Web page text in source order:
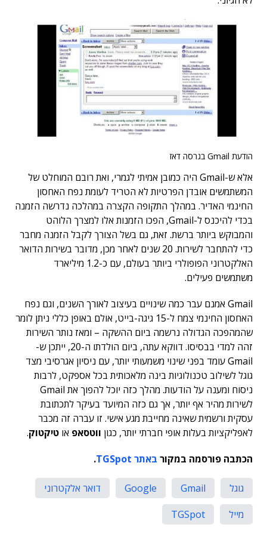
הודעת Gmail בגרסה דאז
אלא ש-Gmail היה כמובן אמיתי לגמרי, ואת רובם המוחלט של
המשתמשים אובדן הפרטיות לא הטריד לעומת נפח האחסון
החינמי האדיר. במהלך התקופה הקצרה במהלכה נדרשה הזמנה
בכדי להיכנס ל-Gmail, הפכו הזמנות אלו למצרך הלוהט
והמבוקש ביותר ברשת. זאת, גם בשל הצורך לקבל הזמנה מחבר
כדי להתחבר לשירות. 20 שנים לאחר מכן, מדובר בשירות הדואר
האלקטרוני הפופולרי ביותר בעולם, עם כ-1.2 מיליארד
משתמשים פעילים.
Gmail אמנם עבר כמה שינויים בעיצוב לאורך השנים, וגם נפח
האחסון החינמי צמח ל-15 גיגה-בייט, אולם באופן כללי ניתן לומר
שהמהפכה הגדולה נרשמה ביום ההשקה – ומאז נותר השירות
זהה למדי בבסיסו. דווקא עתה, ביום הולדתו ה-20, ייתכן ש-
Gmail עומד בפני שינוי משמעותי יותר, עם ניסיון אגרסיבי מצד
גוגל לשילוב טכנולוגיות בינה מלאכותית בכל אספקט, לרבות
ניסוח ומענה על הודעות. מהלך כזה יוכל להפוך את Gmail
לשירות מהיר אף יותר, אך גם כזה המיועד בעיקר לתכתובת
עסקית ורשמית שאינה מחייבת מגע אישי. זו עברה זה מכבר
לאפליקציות בעלות אופי חברתי יותר, כגון ווטסאפ או טיקטוק.
הכתבה פורסמה במקור באתר TGSpot .
גוגל Gmail
Google
דואר אלקטרוני
מייל
TGSpot